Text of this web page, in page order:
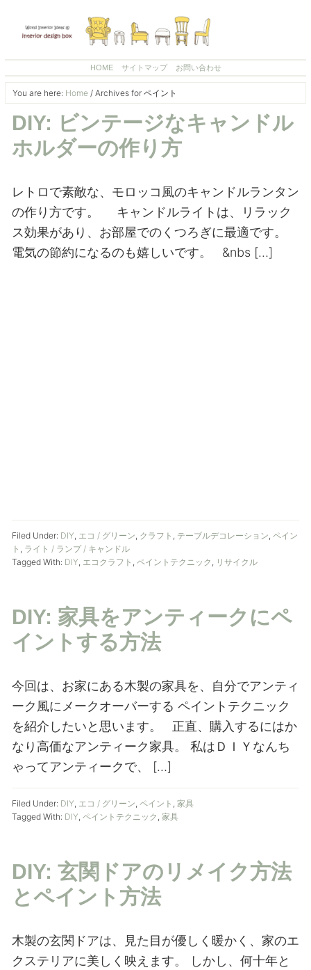
HOME サイトマップ お問い合わせ
You are here: Home /Archives for ペイント
DIY: ビンテージなキャンドル
ホルダーの作り方
レトロで素敵な、モロッコ風のキャンドルランタン
の作り方です。 キャンドルライトは、リラック
ス効果があり、お部屋でのくつろぎに最適です。
電気の節約になるのも嬉しいです。 &nbs […]
Filed Under: DIY, エコ / グリーン, クラフト , テーブルデコレーション, ペイン
ト , ライト / ランプ / キャンドル
Tagged With: DIY, エコクラフト , ペイントテクニック , リサイクル
DIY: 家具をアンティークにペ
イントする方法
今回は、お家にある木製の家具を、自分でアンティ
ーク風にメークオーバーする ペイントテクニック
を紹介したいと思います。 正直、購入するにはか
なり高価なアンティーク家具。 私はＤＩＹなんち
ゃってアンティークで、 […]
Filed Under: DIY, エコ / グリーン, ペイント , 家具
Tagged With: DIY, ペイントテクニック , 家具
DIY: 玄関ドアのリメイク方法
とペイント方法
木製の玄関ドアは、見た目が優しく暖かく、家のエ
クステリアに美しく映えます。 しかし、何十年と